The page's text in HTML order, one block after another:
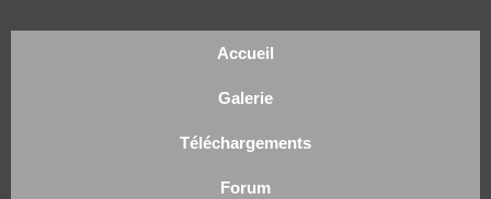
Accueil
Galerie
Téléchargements
Forum